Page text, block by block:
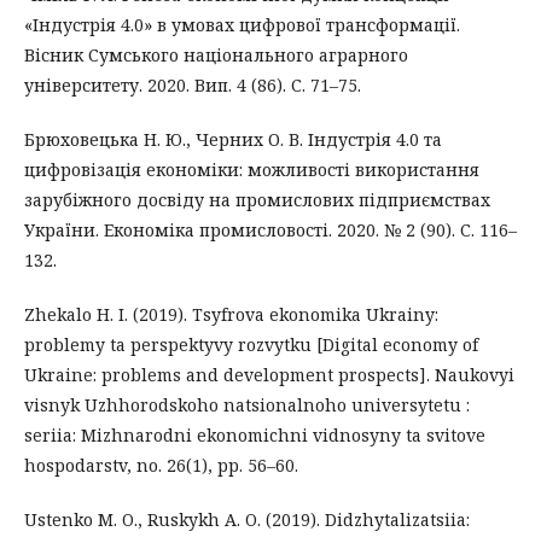
«Індустрія 4.0» в умовах цифрової трансформації.
Вісник Сумського національного аграрного
університету. 2020. Вип. 4 (86). С. 71–75.
Брюховецька Н. Ю., Черних О. В. Індустрія 4.0 та
цифровізація економіки: можливості використання
зарубіжного досвіду на промислових підприємствах
України. Економіка промисловості. 2020. № 2 (90). С. 116–
132.
Zhekalo H. I. (2019). Tsyfrova ekonomika Ukrainy:
problemy ta perspektyvy rozvytku [Digital economy of
Ukraine: problems and development prospects]. Naukovyi
visnyk Uzhhorodskoho natsionalnoho universytetu :
seriia: Mizhnarodni ekonomichni vidnosyny ta svitove
hospodarstv, no. 26(1), pp. 56–60.
Ustenko M. O., Ruskykh A. O. (2019). Didzhytalizatsiia: